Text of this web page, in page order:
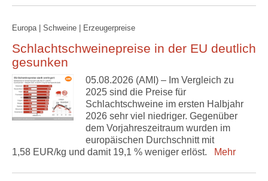
Europa | Schweine | Erzeugerpreise
Schlachtschweinepreise in der EU deutlich
gesunken
05.08.2026 (AMI) – Im Vergleich zu
2025 sind die Preise für
Schlachtschweine im ersten Halbjahr
2026 sehr viel niedriger. Gegenüber
dem Vorjahreszeitraum wurden im
europäischen Durchschnitt mit
1,58 EUR/kg und damit 19,1 % weniger erlöst.
Mehr